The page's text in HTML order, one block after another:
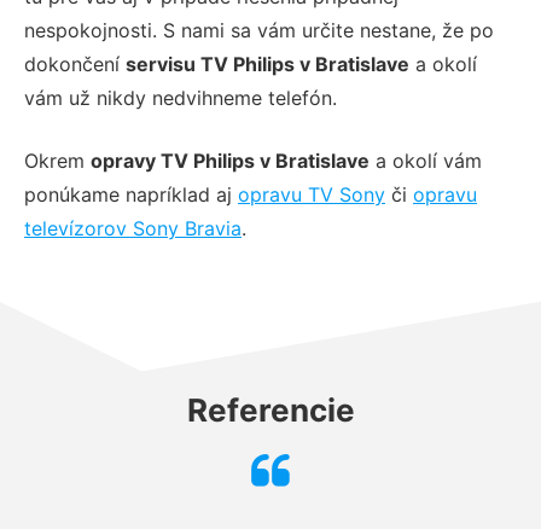
nespokojnosti. S nami sa vám určite nestane, že po
dokončení servisu TV Philips v Bratislave a okolí
vám už nikdy nedvihneme telefón.
Okrem opravy TV Philips v Bratislave a okolí vám
ponúkame napríklad aj opravu TV Sony či opravu
televízorov Sony Bravia.
Referencie